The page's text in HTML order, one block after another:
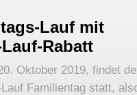
Lauf mit
Rabatt
Oktober 2019, findet
Familientag statt,